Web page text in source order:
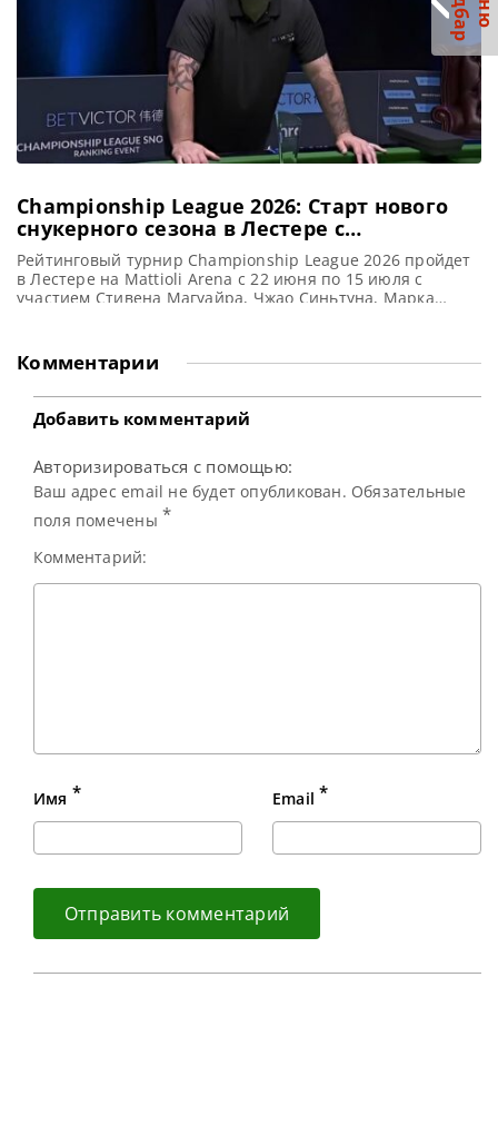
Championship League 2026: Старт нового
снукерного сезона в Лестере с
интригующей борьбой за первый титул
Рейтинговый турнир Championship League 2026 пройдет
в Лестере на Mattioli Arena с 22 июня по 15 июля с
участием Стивена Магуайра, Чжао Синьтуна, Марка
в Лестере развернется захватывающая борьба за
первый в сезоне титул по снукеру. Рейтинговый турнир
Championship League 2026
Комментарии
Добавить комментарий
Авторизироваться с помощью:
Ваш адрес email не будет опубликован. Обязательные
поля помечены *
Комментарий:
Имя * Email *